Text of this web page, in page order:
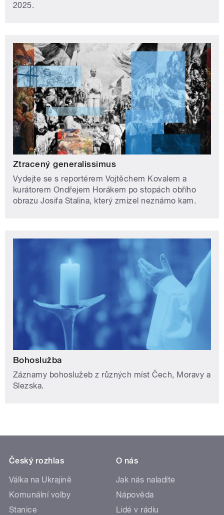
2025.
Ztracený generalissimus
Vydejte se s reportérem Vojtěchem Kovalem a
kurátorem Ondřejem Horákem po stopách obřího
obrazu Josifa Stalina, který zmizel neznámo kam.
Bohoslužba
Záznamy bohoslužeb z různých míst Čech, Moravy a
Slezska.
Český rozhlas
Válka na Ukrajině
Komunální volby
Stanice
O nás
Jak nás naladíte
Nápověda
Lidé v rádiu